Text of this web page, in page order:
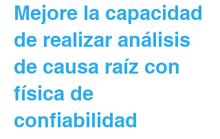
Mejore la capacidad
de realizar análisis
de causa raíz con
física de
confiabilidad